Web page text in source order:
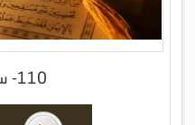
110- سورة النصر